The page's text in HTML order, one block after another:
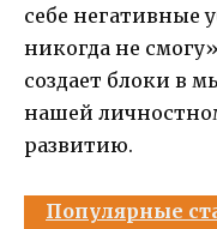
себе негативные
никогда не
создает блоки в
нашей
развитию.
Популярные